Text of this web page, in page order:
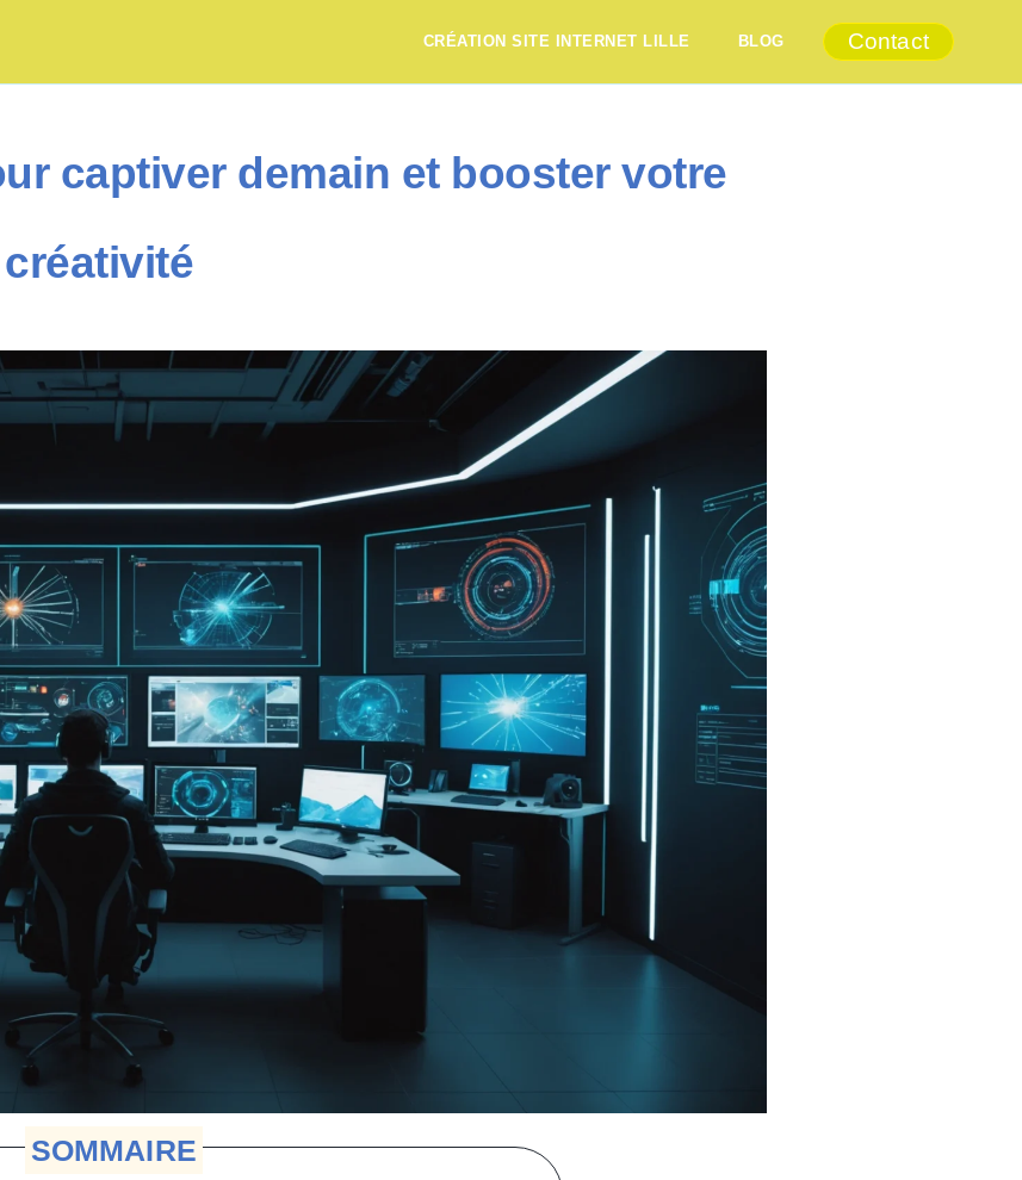
CRÉATION SITE INTERNET LILLE BLOG Contact
captiver demain et booster votre
créativité
SOMMAIRE